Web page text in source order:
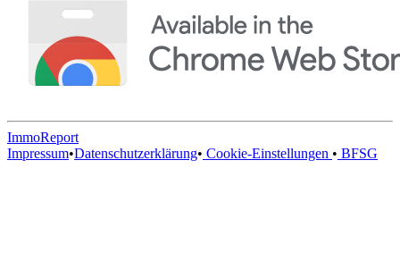
ImmoReport
Impressum•Datenschutzerklärung• Cookie-Einstellungen • BFSG